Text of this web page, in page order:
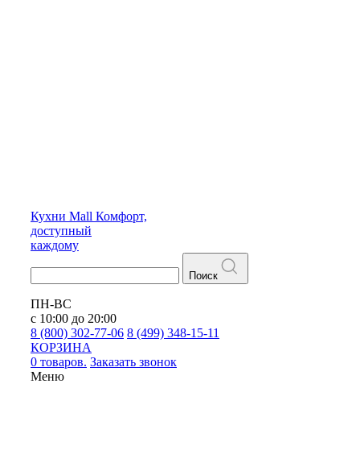
Кухни Mall Комфорт,
доступный
каждому
Поиск
ПН-ВС
с 10:00 до 20:00
8 (800) 302-77-06 8 (499) 348-15-11
КОРЗИНА
0 товаров. Заказать звонок
Меню